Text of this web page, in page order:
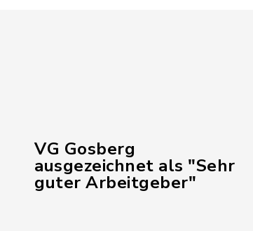
VG Gosberg
ausgezeichnet als "Sehr
guter Arbeitgeber"